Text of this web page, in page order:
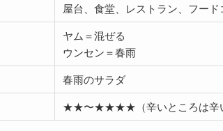
屋台、食堂、レストラン、フード
ヤム＝混ぜる
ウンセン＝春雨
春雨のサラダ
★★〜★★★★（辛いところは辛